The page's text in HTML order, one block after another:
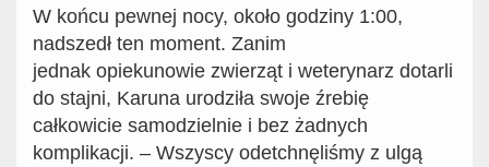
W końcu pewnej nocy, około godziny 1:00,
nadszedł ten moment. Zanim
jednak opiekunowie zwierząt i weterynarz dotarli
do stajni, Karuna urodziła swoje źrebię
całkowicie samodzielnie i bez żadnych
komplikacji. – Wszyscy odetchnęliśmy z ulgą